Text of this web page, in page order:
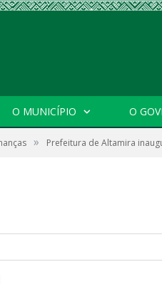
O MUNICÍPIO O
» Prefeitura de Altamira